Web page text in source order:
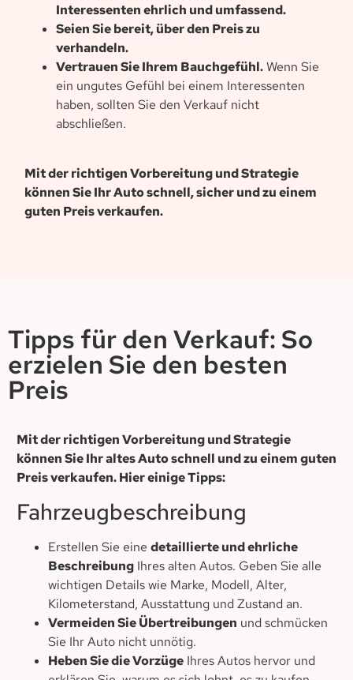
Interessenten ehrlich und umfassend.
Seien Sie bereit, über den Preis zu
verhandeln.
Vertrauen Sie Ihrem Bauchgefühl.Wenn Sie
ein ungutes Gefühl bei einem Interessenten
haben, sollten Sie den Verkauf nicht
abschließen.
Mit der richtigen Vorbereitung und Strategie
können Sie Ihr Auto schnell, sicher und zu einem
guten Preis verkaufen.
Tipps für den Verkauf: So
erzielen Sie den besten
Preis
Mit der richtigen Vorbereitung und Strategie
können Sie Ihr altes Auto schnell und zu einem guten
Preis verkaufen. Hier einige Tipps:
Fahrzeugbeschreibung
Erstellen Sie eine detaillierte und ehrliche
BeschreibungIhres alten Autos. Geben Sie alle
wichtigen Details wie Marke, Modell, Alter,
Kilometerstand, Ausstattung und Zustand an.
Vermeiden Sie Übertreibungen und schmücken
Sie Ihr Auto nicht unnötig.
Heben Sie die VorzügeIhres Autos hervor und